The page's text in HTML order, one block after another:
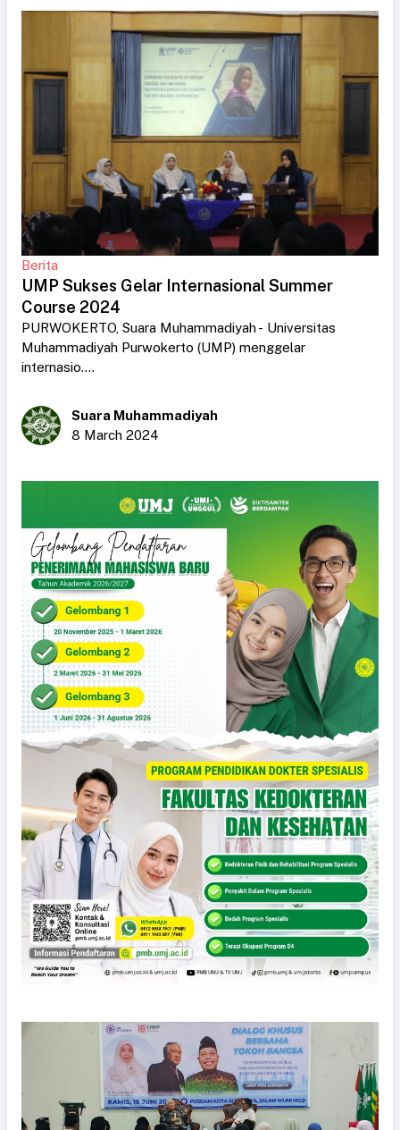
Berita
UMP Sukses Gelar Internasional Summer
Course 2024
PURWOKERTO, Suara Muhammadiyah - Universitas
Muhammadiyah Purwokerto (UMP) menggelar
internasio....
Suara Muhammadiyah
8 March 2024